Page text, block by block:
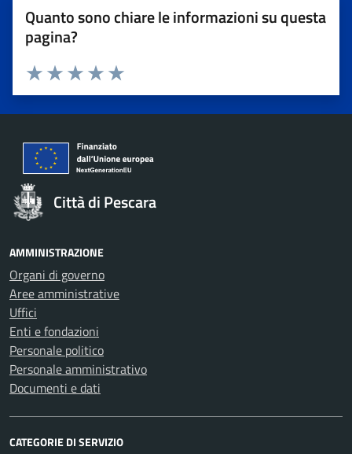
Quanto sono chiare le informazioni su questa
pagina?
Valuta 5 stelle su 5
Valuta 4 stelle su 5
Valuta 3 stelle su 5
Valuta 2 stelle su 5
Valuta 1 stelle su 5
Città di Pescara
AMMINISTRAZIONE
Organi di governo
Aree amministrative
Uffici
Enti e fondazioni
Personale politico
Personale amministrativo
Documenti e dati
CATEGORIE DI SERVIZIO